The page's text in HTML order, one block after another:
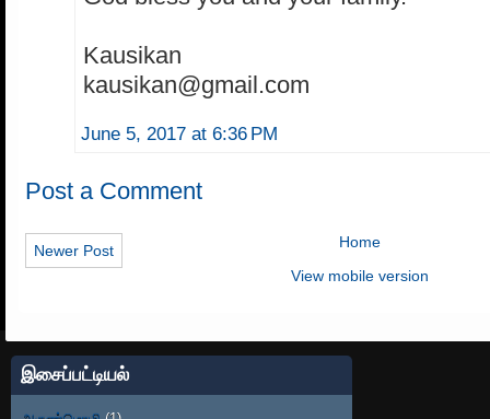
Kausikan
kausikan@gmail.com
June 5, 2017 at 6:36 PM
Post a Comment
Newer Post
Home
View mobile version
இசைப்பட்டியல்